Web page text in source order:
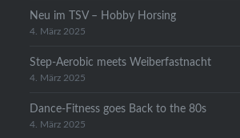
Neu im TSV – Hobby Horsing
4. März 2025
Step-Aerobic meets Weiberfastnacht
4. März 2025
Dance-Fitness goes Back to the 80s
4. März 2025